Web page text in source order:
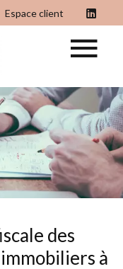
Espace client
des
à